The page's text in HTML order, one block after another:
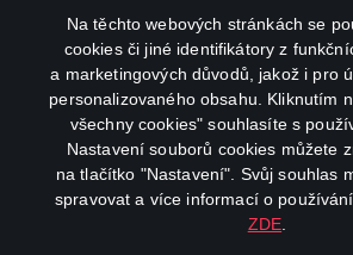
Na těchto webových stránkách se
cookies či jiné identifikátory z
a marketingových důvodů, jakož i pro
personalizovaného obsahu. Kliknutím
všechny cookies" souhlasíte s
Nastavení souborů cookies můžete
na tlačítko "Nastavení". Svůj souhlas
spravovat a více informací o
ZDE
facebook
youtube